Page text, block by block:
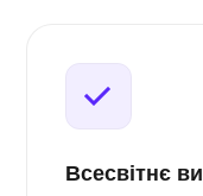
Всесвітнє